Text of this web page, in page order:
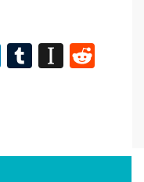
LinkedIn
Tumblr